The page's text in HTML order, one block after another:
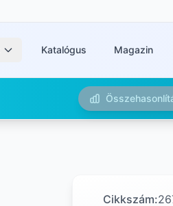
Katalógus Magazin
Cikkszám: